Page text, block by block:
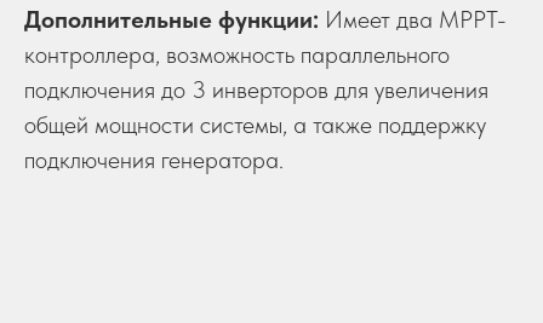
Дополнительные функции: Имеет два MPPT-
контроллера, возможность параллельного
подключения до 3 инверторов для увеличения
общей мощности системы, а также поддержку
подключения генератора.